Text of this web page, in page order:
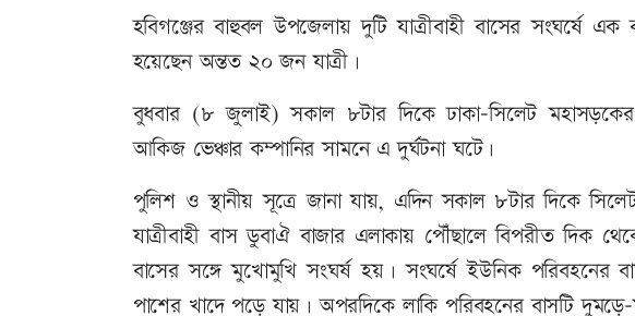
হবিগঞ্জের বাহুবল উপজেলায় দুটি যাত্রীবাহী বাসের
হয়েছেন অন্তত ২০ জন যাত্রী।
বুধবার (৮ জুলাই) সকাল ৮টার দিকে ঢাকা-সিলেট
আকিজ ভেঞ্চার কম্পানির সামনে এ দুর্ঘটনা ঘটে।
পুলিশ ও স্থানীয় সূত্রে জানা যায়, এদিন সকাল ৮টার দিকে
যাত্রীবাহী বাস ডুবাঐ বাজার এলাকায় পৌঁছালে বিপরীত দিক
বাসের সঙ্গে মুখোমুখি সংঘর্ষ হয়। সংঘর্ষে ইউনিক পরিবহনের
পাশের খাদে পড়ে যায়। অপরদিকে লাকি পরিবহনের বাসটি